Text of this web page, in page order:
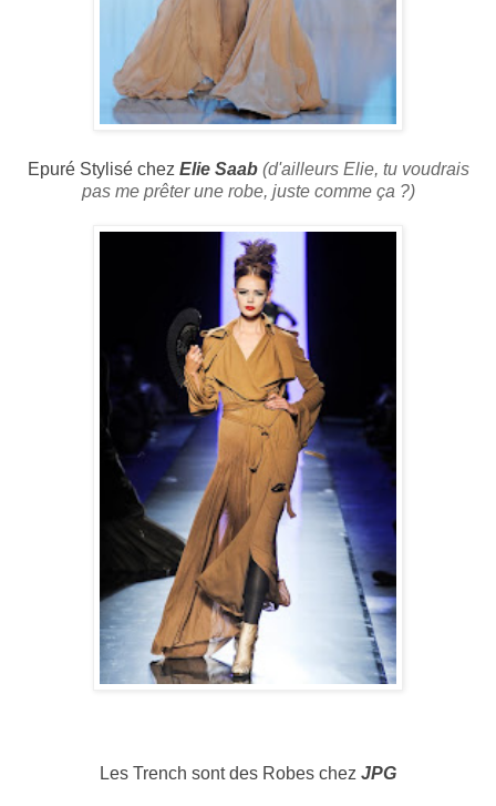
Epuré Stylisé chez Elie Saab (d'ailleurs Elie, tu voudrais
pas me prêter une robe, juste comme ça ?)
Les Trench sont des Robes chez JPG